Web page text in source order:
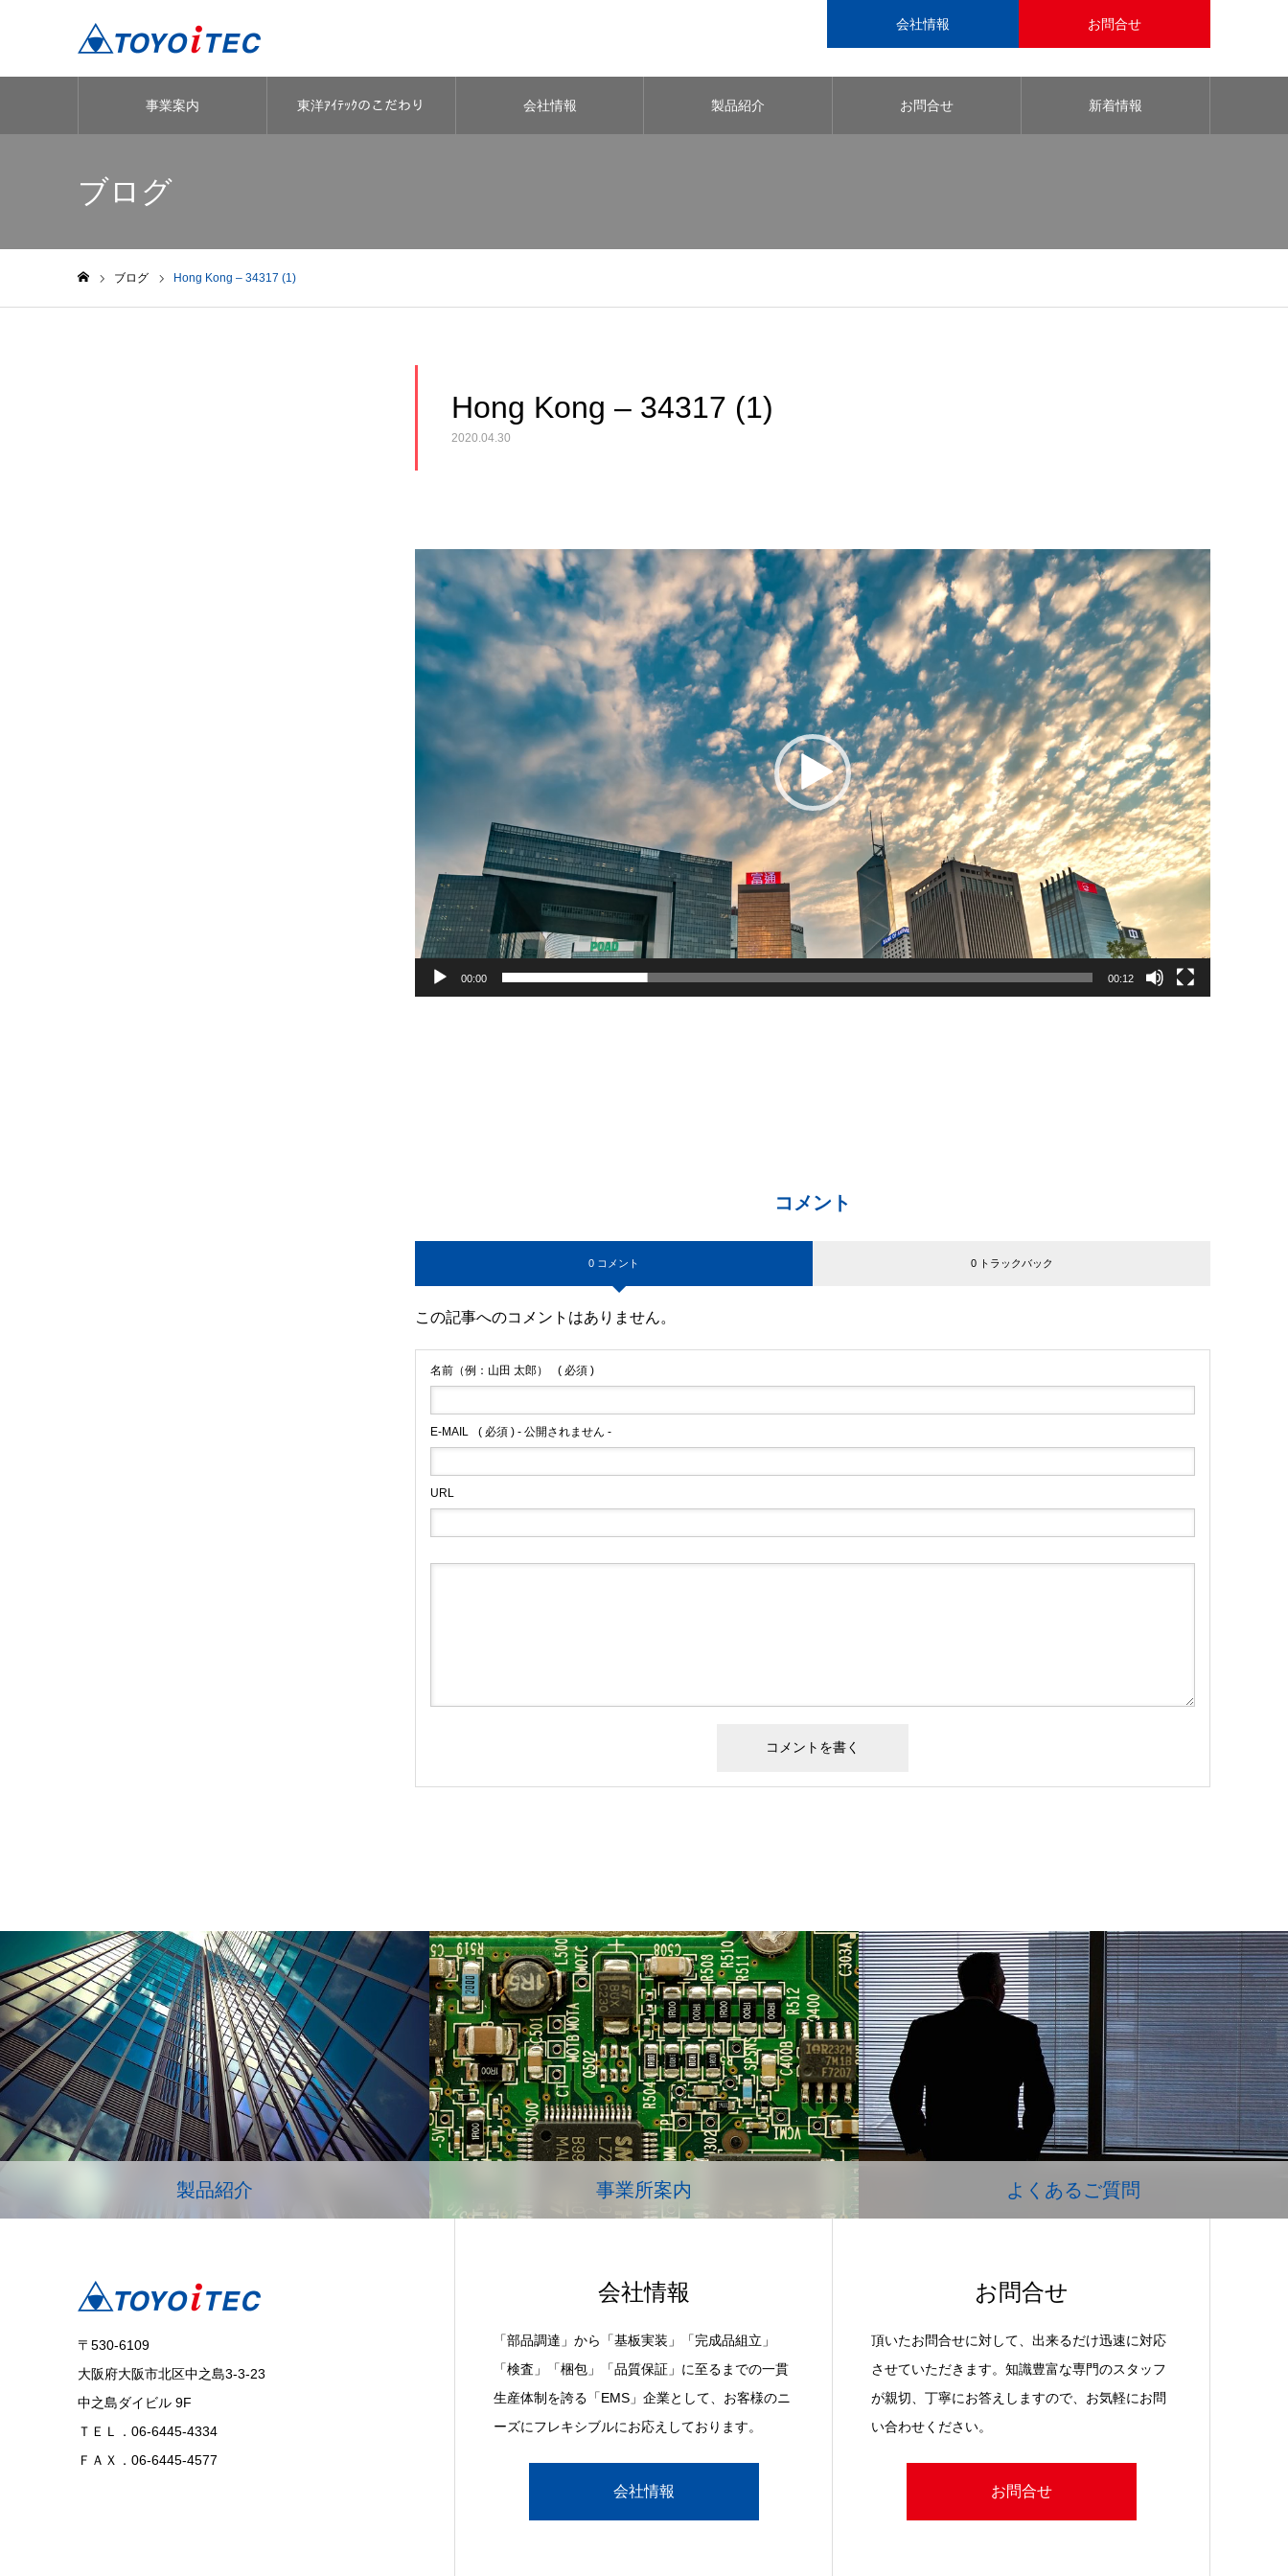
会社情報 お問合せ
事業案内 東洋ｱｲﾃｯｸのこだわり 会社情報 製品紹介 お問合せ 新着情報
ブログ
ブログ Hong Kong – 34317 (1)
Hong Kong – 34317 (1)
2020.04.30
画
プ
レ
ー
ヤ
ー
00:00 00:12
コメント
0 コメント 0 トラックバック
この記事へのコメントはありません。
名前（例：山田 太郎） ( 必須 )
E-MAIL ( 必須 ) - 公開されません -
URL
製品紹介 事業所案内 よくあるご質問
〒530-6109
大阪府大阪市北区中之島3-3-23
中之島ダイビル 9F
ＴＥＬ．06-6445-4334
ＦＡＸ．06-6445-4577
会社情報
「部品調達」から「基板実装」「完成品組立」
「検査」「梱包」「品質保証」に至るまでの一貫
生産体制を誇る「EMS」企業として、お客様のニ
ーズにフレキシブルにお応えしております。
会社情報
お問合せ
頂いたお問合せに対して、出来るだけ迅速に対応
させていただきます。知識豊富な専門のスタッフ
が親切、丁寧にお答えしますので、お気軽にお問
い合わせください。
お問合せ